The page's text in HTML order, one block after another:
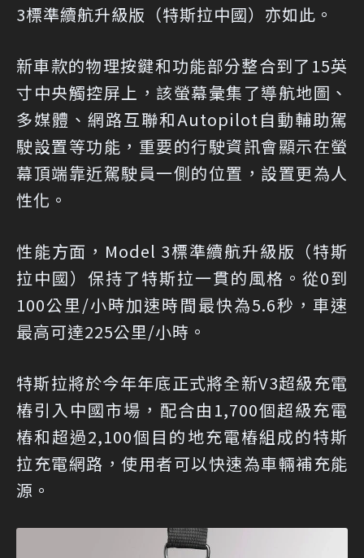
3標準續航升級版（特斯拉中國）亦如此。
新車款的物理按鍵和功能部分整合到了15英
寸中央觸控屏上，該螢幕彙集了導航地圖、
多媒體、網路互聯和Autopilot自動輔助駕
駛設置等功能，重要的行駛資訊會顯示在螢
幕頂端靠近駕駛員一側的位置，設置更為人
性化。
性能方面，Model 3標準續航升級版（特斯
拉中國）保持了特斯拉一貫的風格。從0到
100公里/小時加速時間最快為5.6秒，車速
最高可達225公里/小時。
特斯拉將於今年年底正式將全新V3超級充電
樁引入中國市場，配合由1,700個超級充電
樁和超過2,100個目的地充電樁組成的特斯
拉充電網路，使用者可以快速為車輛補充能
源。